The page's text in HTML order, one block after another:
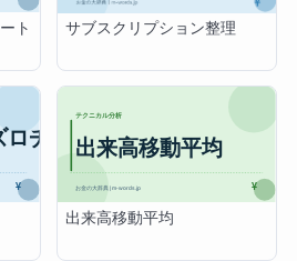
ト
サブスクリプション整理
出来高移動平均